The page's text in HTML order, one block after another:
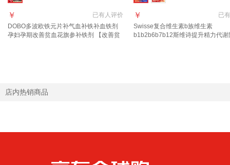
已有人评价
￥
DOBO多波欧铁元片补气血补铁补血铁剂
孕妇孕期改善贫血花旗参补铁剂 【改善贫
已有
￥
Swisse复合维生素b族维生素
b1b2b6b7b12斯维诗提升精力代谢
店内热销商品